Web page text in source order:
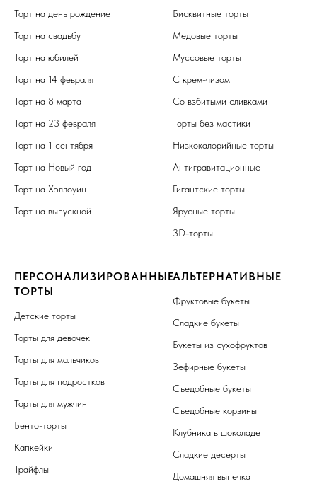
Торт на день рождение
Торт на свадьбу
Торт на юбилей
Торт на 14 февраля
Торт на 8 марта
Торт на 23 февраля
Торт на 1 сентября
Торт на Новый год
Торт на Хэллоуин
Торт на выпускной
Бисквитные торты
Медовые торты
Муссовые торты
С крем-чизом
Со взбитыми сливками
Торты без мастики
Низкокалорийные торты
Антигравитационные
Гигантские торты
Ярусные торты
3D-торты
ПЕРСОНАЛИЗИРОВАННЫЕ
ТОРТЫ
Детские торты
Торты для девочек
Торты для мальчиков
Торты для подростков
Торты для мужчин
Бенто-торты
Капкейки
Трайфлы
АЛЬТЕРНАТИВНЫЕ
Фруктовые букеты
Сладкие букеты
Букеты из сухофруктов
Зефирные букеты
Съедобные букеты
Съедобные корзины
Клубника в шоколаде
Сладкие десерты
Домашняя выпечка